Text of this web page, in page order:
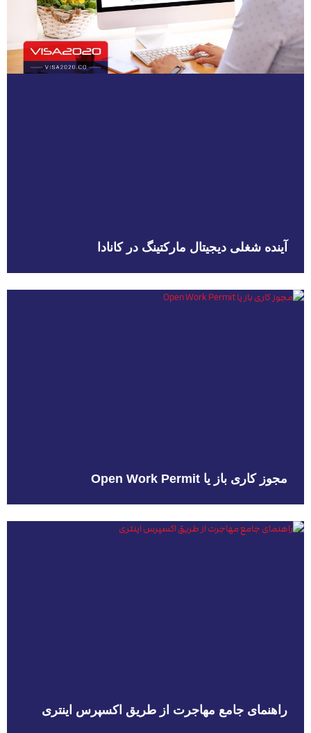
آینده شغلی دیجیتال مارکتینگ در کانادا
مجوز کاری باز یا Open Work Permit
راهنمای جامع مهاجرت از طریق اکسپرس اینتری